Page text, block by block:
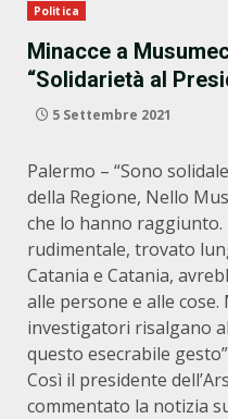
Politica
Minacce a
“Solidarietà al
5 Settembre 2021
Palermo – “Sono
della Regione, Nello
che lo hanno raggiunto.
rudimentale, trovato
Catania e Catania,
alle persone e alle
investigatori risalgano
questo esecrabile
Così il presidente
commentato la notizia